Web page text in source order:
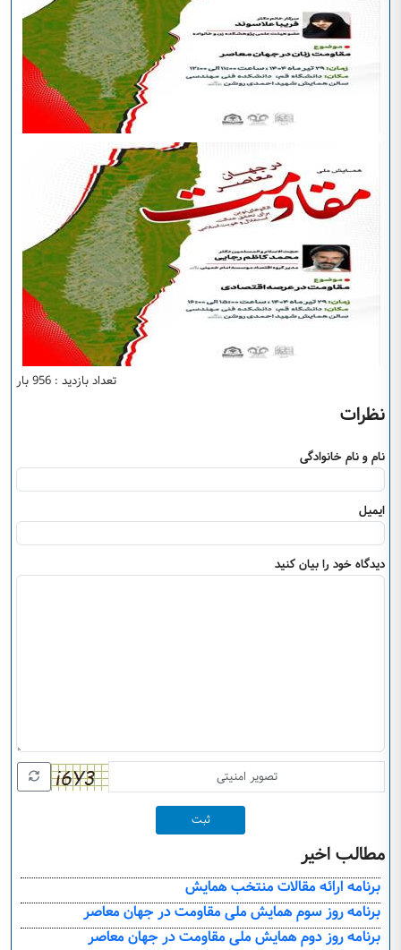
تعداد بازدید : 956 بار
نظرات
نام و نام خانوادگی
ایمیل
دیدگاه خود را بیان کنید
ثبت
مطالب اخیر
برنامه ارائه مقالات منتخب همایش
برنامه روز سوم همایش ملی مقاومت در جهان معاصر
برنامه روز دوم همایش ملی مقاومت در جهان معاصر